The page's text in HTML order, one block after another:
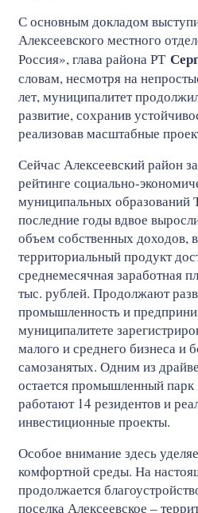
С основным докладом
Алексеевского местного
Россия», глава района РТ
словам, несмотря на
лет, муниципалитет
развитие, сохранив
реализовав масштабные
Сейчас Алексеевский район
рейтинге социально-
муниципальных образований
последние годы вдвое
объем собственных доходов,
территориальный продукт
среднемесячная заработная
тыс. рублей. Продолжают
промышленность и
муниципалитете
малого и среднего бизнеса и
самозанятых. Одним из
остается промышленный парк
работают 14 резидентов и
инвестиционные проекты.
Особое внимание здесь
комфортной среды. На
продолжается
поселка Алексеевское –